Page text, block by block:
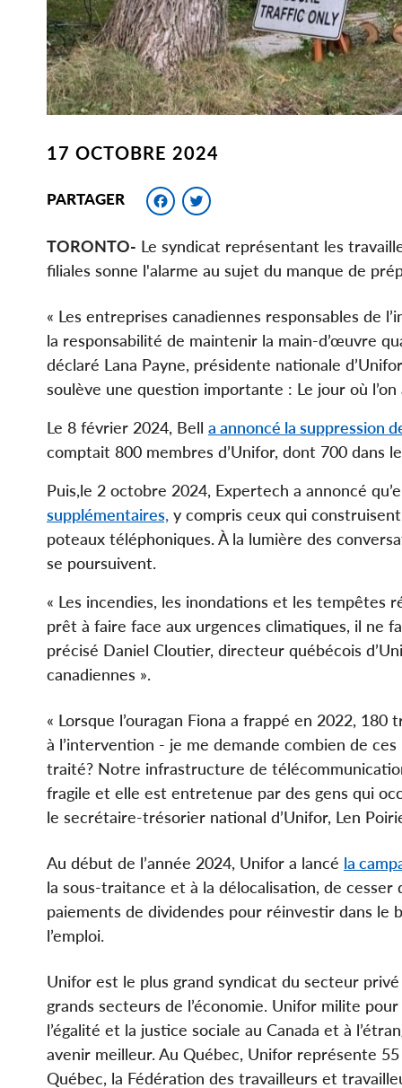
17 OCTOBRE 2024
PARTAGER Facebook
TORONTO- Le syndicat représentant les
filiales sonne l'alarme au sujet du manque de
« Les entreprises canadiennes responsables de
la responsabilité de maintenir la main-d’œuvre
déclaré Lana Payne, présidente nationale
soulève une question importante : Le jour où
Le 8 février 2024, Bell a annoncé la suppression
comptait 800 membres d’Unifor, dont 700 dans
Puis,le 2 octobre 2024, Expertech a annoncé
supplémentaires, y compris ceux qui
poteaux téléphoniques. À la lumière des
se poursuivent.
« Les incendies, les inondations et les tempêtes
prêt à faire face aux urgences climatiques, il ne
précisé Daniel Cloutier, directeur québécois
canadiennes ».
« Lorsque l’ouragan Fiona a frappé en 2022,
à l’intervention - je me demande combien de
traité? Notre infrastructure de
fragile et elle est entretenue par des gens qui
le secrétaire-trésorier national d’Unifor, Len
Au début de l’année 2024, Unifor a lancé la
la sous-traitance et à la délocalisation, de
paiements de dividendes pour réinvestir dans
l’emploi.
Unifor est le plus grand syndicat du secteur
grands secteurs de l’économie. Unifor milite
l’égalité et la justice sociale au Canada et à
avenir meilleur. Au Québec, Unifor représente
Québec, la Fédération des travailleurs et